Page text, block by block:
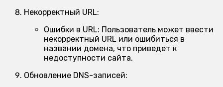
Некорректный URL:
Ошибки в URL: Пользователь может ввести
некорректный URL или ошибиться в
названии домена, что приведет к
недоступности сайта.
Обновление DNS-записей: